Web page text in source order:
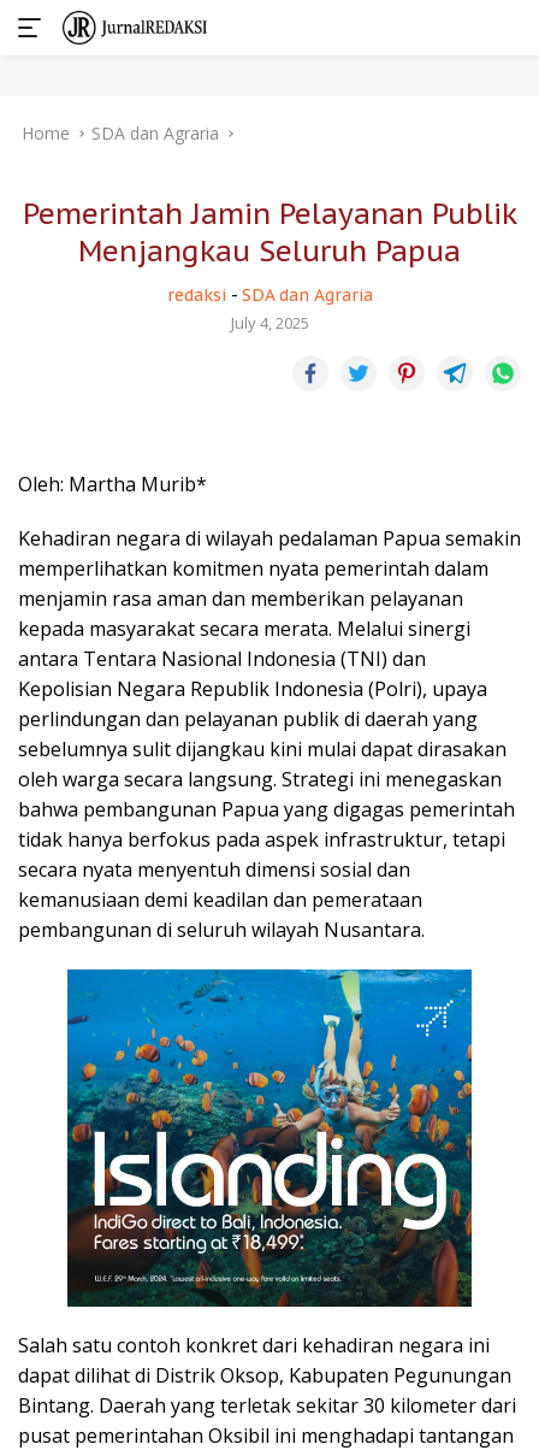
Home SDA dan Agraria
Pemerintah Jamin Pelayanan Publik
Menjangkau Seluruh Papua
redaksi - SDA dan Agraria
July 4, 2025
Oleh: Martha Murib*
Kehadiran negara di wilayah pedalaman Papua semakin
memperlihatkan komitmen nyata pemerintah dalam
menjamin rasa aman dan memberikan pelayanan
kepada masyarakat secara merata. Melalui sinergi
antara Tentara Nasional Indonesia (TNI) dan
Kepolisian Negara Republik Indonesia (Polri), upaya
perlindungan dan pelayanan publik di daerah yang
sebelumnya sulit dijangkau kini mulai dapat dirasakan
oleh warga secara langsung. Strategi ini menegaskan
bahwa pembangunan Papua yang digagas pemerintah
tidak hanya berfokus pada aspek infrastruktur, tetapi
secara nyata menyentuh dimensi sosial dan
kemanusiaan demi keadilan dan pemerataan
pembangunan di seluruh wilayah Nusantara.
Salah satu contoh konkret dari kehadiran negara ini
dapat dilihat di Distrik Oksop, Kabupaten Pegunungan
Bintang. Daerah yang terletak sekitar 30 kilometer dari
pusat pemerintahan Oksibil ini menghadapi tantangan